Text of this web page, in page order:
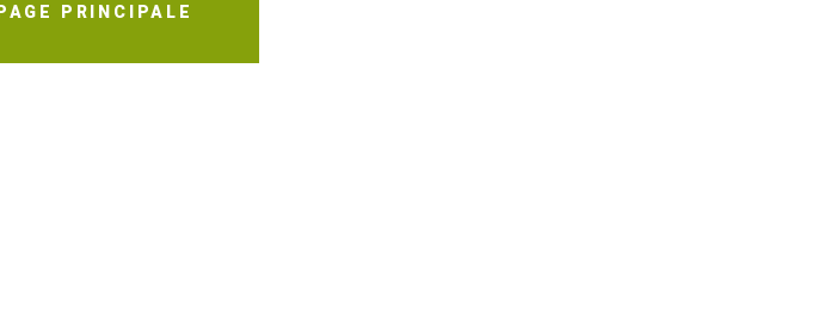
PRINCIPALE